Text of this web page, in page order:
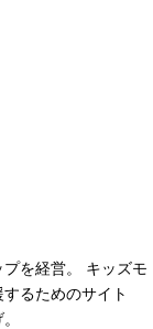
を経営。 キッズモ
るためのサイト